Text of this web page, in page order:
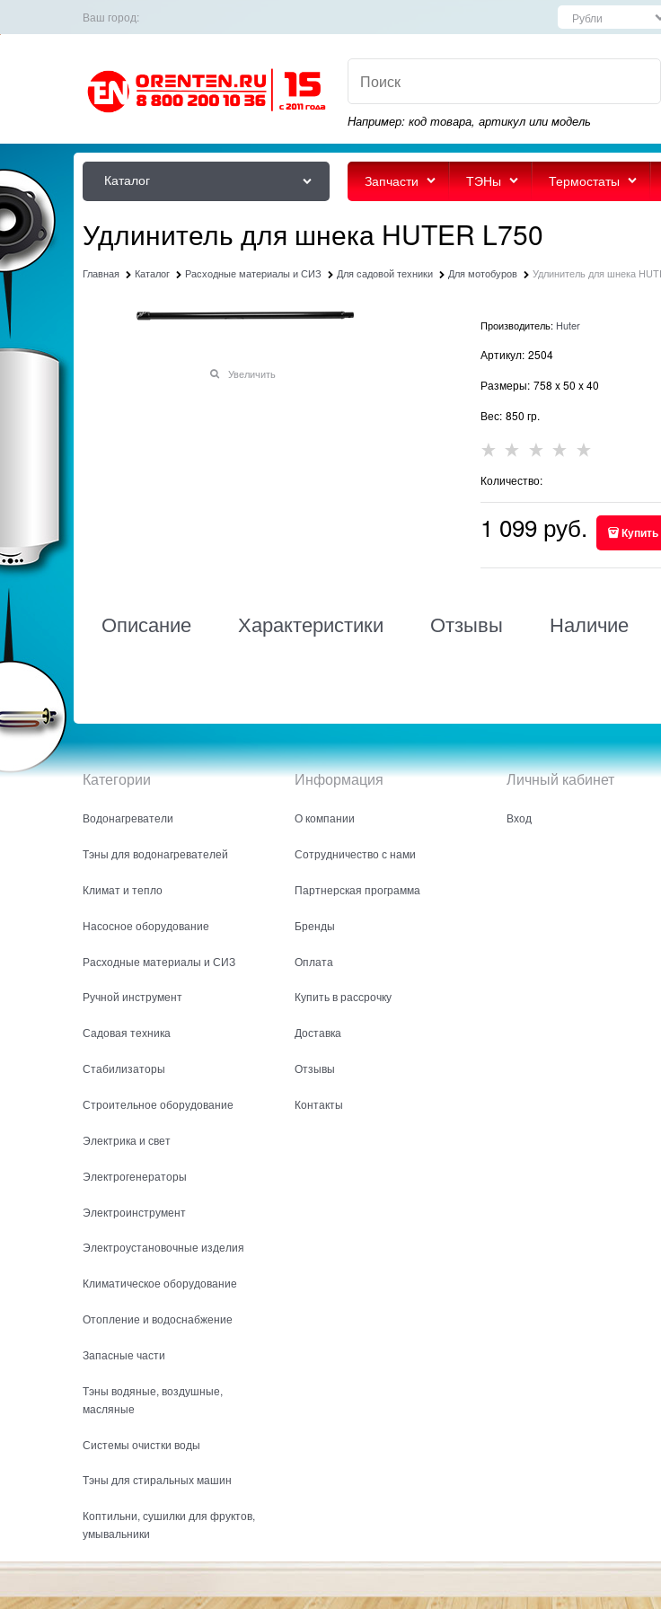
Ваш город:
Например: код товара, артикул или модель
Каталог Запчасти ТЭНы Термостаты
Удлинитель для шнека HUTER L750
Главная Каталог Расходные материалы и СИЗ Для садовой техники Для мотобуров Удлинитель для шнека
Увеличить
Производитель: Huter
Артикул: 2504
Размеры: 758 x50 x40
Вес: 850 гр.
Количество:
1 099 руб. Купить
Описание Характеристики Отзывы Наличие
Категории
Водонагреватели
Тэны для водонагревателей
Климат и тепло
Насосное оборудование
Расходные материалы и СИЗ
Ручной инструмент
Садовая техника
Стабилизаторы
Строительное оборудование
Электрика и свет
Электрогенераторы
Электроинструмент
Электроустановочные изделия
Климатическое оборудование
Отопление и водоснабжение
Запасные части
Тэны водяные, воздушные,
масляные
Системы очистки воды
Тэны для стиральных машин
Коптильни, сушилки для фруктов,
умывальники
Информация
О компании
Сотрудничество с нами
Партнерская программа
Бренды
Оплата
Купить в рассрочку
Доставка
Отзывы
Контакты
Личный кабинет
Вход